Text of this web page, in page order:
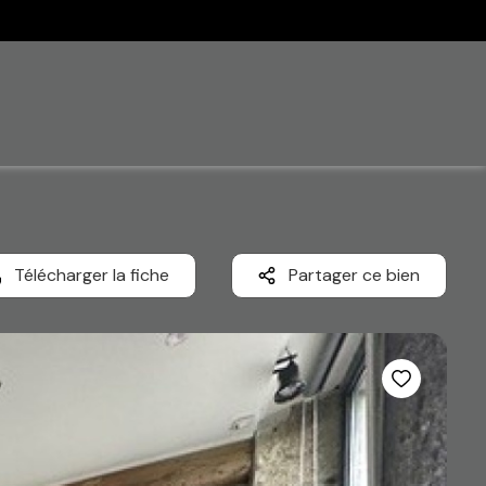
Télécharger la fiche Partager ce bien